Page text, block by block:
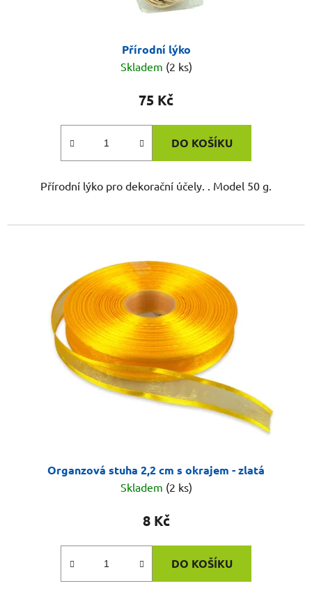
Přírodní lýko
Skladem (2 ks)
75 Kč
DO KOŠÍKU
Přírodní lýko pro dekorační účely. . Model 50 g.
Organzová stuha 2,2 cm s okrajem - zlatá
Skladem (2 ks)
8 Kč
DO KOŠÍKU